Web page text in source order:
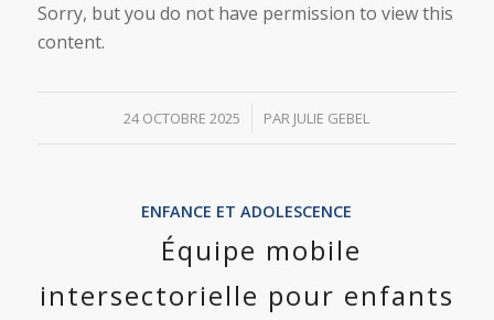
Sorry, but you do not have permission to view this
content.
24 OCTOBRE 2025
/ PAR JULIE GEBEL
ENFANCE ET ADOLESCENCE
Équipe mobile
intersectorielle pour enfants